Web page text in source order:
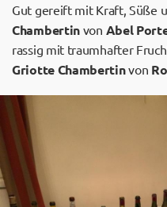
Gut gereift mit Kraft, Süße
Chambertin von Abel
rassig mit traumhafter
Griotte Chambertinvon